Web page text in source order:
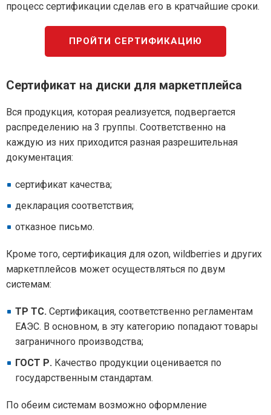
процесс сертификации сделав его в кратчайшие сроки.
ПРОЙТИ СЕРТИФИКАЦИЮ
Сертификат на диски для маркетплейса
Вся продукция, которая реализуется, подвергается
распределению на 3 группы. Соответственно на
каждую из них приходится разная разрешительная
документация:
сертификат качества;
декларация соответствия;
отказное письмо.
Кроме того, сертификация для ozon, wildberries и других
маркетплейсов может осуществляться по двум
системам:
ТР ТС. Сертификация, соответственно регламентам
ЕАЭС. В основном, в эту категорию попадают товары
заграничного производства;
ГОСТ Р. Качество продукции оценивается по
государственным стандартам.
По обеим системам возможно оформление